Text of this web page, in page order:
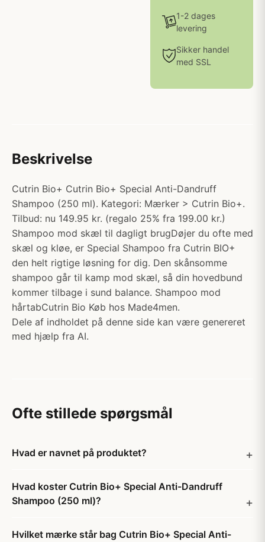
1-2 dages
levering
Sikker handel
med SSL
Beskrivelse
Cutrin Bio+ Cutrin Bio+ Special Anti-Dandruff
Shampoo (250 ml). Kategori: Mærker > Cutrin Bio+.
Tilbud: nu 149.95 kr. (regalo 25% fra 199.00 kr.)
Shampoo mod skæl til dagligt brugDøjer du ofte med
skæl og kløe, er Special Shampoo fra Cutrin BIO+
den helt rigtige løsning for dig. Den skånsomme
shampoo går til kamp mod skæl, så din hovedbund
kommer tilbage i sund balance. Shampoo mod
hårtabCutrin Bio Køb hos Made4men.
Dele af indholdet på denne side kan være genereret
med hjælp fra AI.
Ofte stillede spørgsmål
Hvad er navnet på produktet?
Hvad koster Cutrin Bio+ Special Anti-Dandruff
Shampoo (250 ml)?
Hvilket mærke står bag Cutrin Bio+ Special Anti-